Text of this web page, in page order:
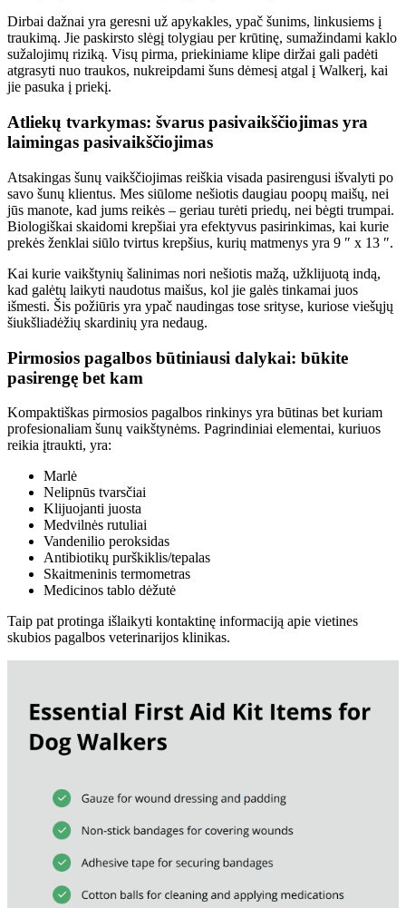
Dirbai dažnai yra geresni už apykakles, ypač šunims, linkusiems į
traukimą. Jie paskirsto slėgį tolygiau per krūtinę, sumažindami kaklo
sužalojimų riziką. Visų pirma, priekiniame klipe diržai gali padėti
atgrasyti nuo traukos, nukreipdami šuns dėmesį atgal į Walkerį, kai
jie pasuka į priekį.
Atliekų tvarkymas: švarus pasivaikščiojimas yra
laimingas pasivaikščiojimas
Atsakingas šunų vaikščiojimas reiškia visada pasirengusi išvalyti po
savo šunų klientus. Mes siūlome nešiotis daugiau poopų maišų, nei
jūs manote, kad jums reikės – geriau turėti priedų, nei bėgti trumpai.
Biologiškai skaidomi krepšiai yra efektyvus pasirinkimas, kai kurie
prekės ženklai siūlo tvirtus krepšius, kurių matmenys yra 9 ″ x 13 ″.
Kai kurie vaikštynių šalinimas nori nešiotis mažą, užklijuotą indą,
kad galėtų laikyti naudotus maišus, kol jie galės tinkamai juos
išmesti. Šis požiūris yra ypač naudingas tose srityse, kuriose viešųjų
šiukšliadėžių skardinių yra nedaug.
Pirmosios pagalbos būtiniausi dalykai: būkite
pasirengę bet kam
Kompaktiškas pirmosios pagalbos rinkinys yra būtinas bet kuriam
profesionaliam šunų vaikštynėms. Pagrindiniai elementai, kuriuos
reikia įtraukti, yra:
Marlė
Nelipnūs tvarsčiai
Klijuojanti juosta
Medvilnės rutuliai
Vandenilio peroksidas
Antibiotikų purškiklis/tepalas
Skaitmeninis termometras
Medicinos tablo dėžutė
Taip pat protinga išlaikyti kontaktinę informaciją apie vietines
skubios pagalbos veterinarijos klinikas.